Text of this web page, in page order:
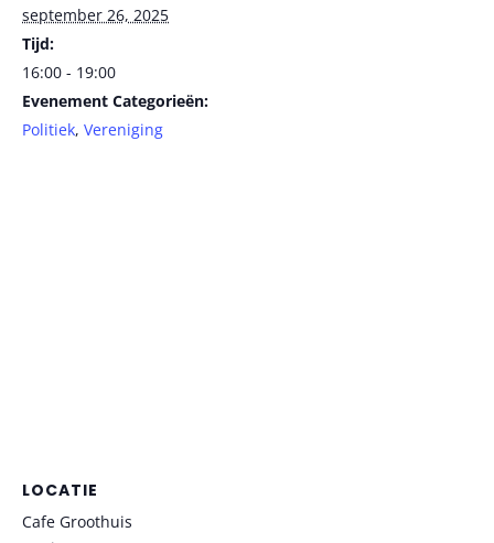
september 26, 2025
Tijd:
16:00 - 19:00
Evenement Categorieën:
Politiek, Vereniging
LOCATIE
Cafe Groothuis